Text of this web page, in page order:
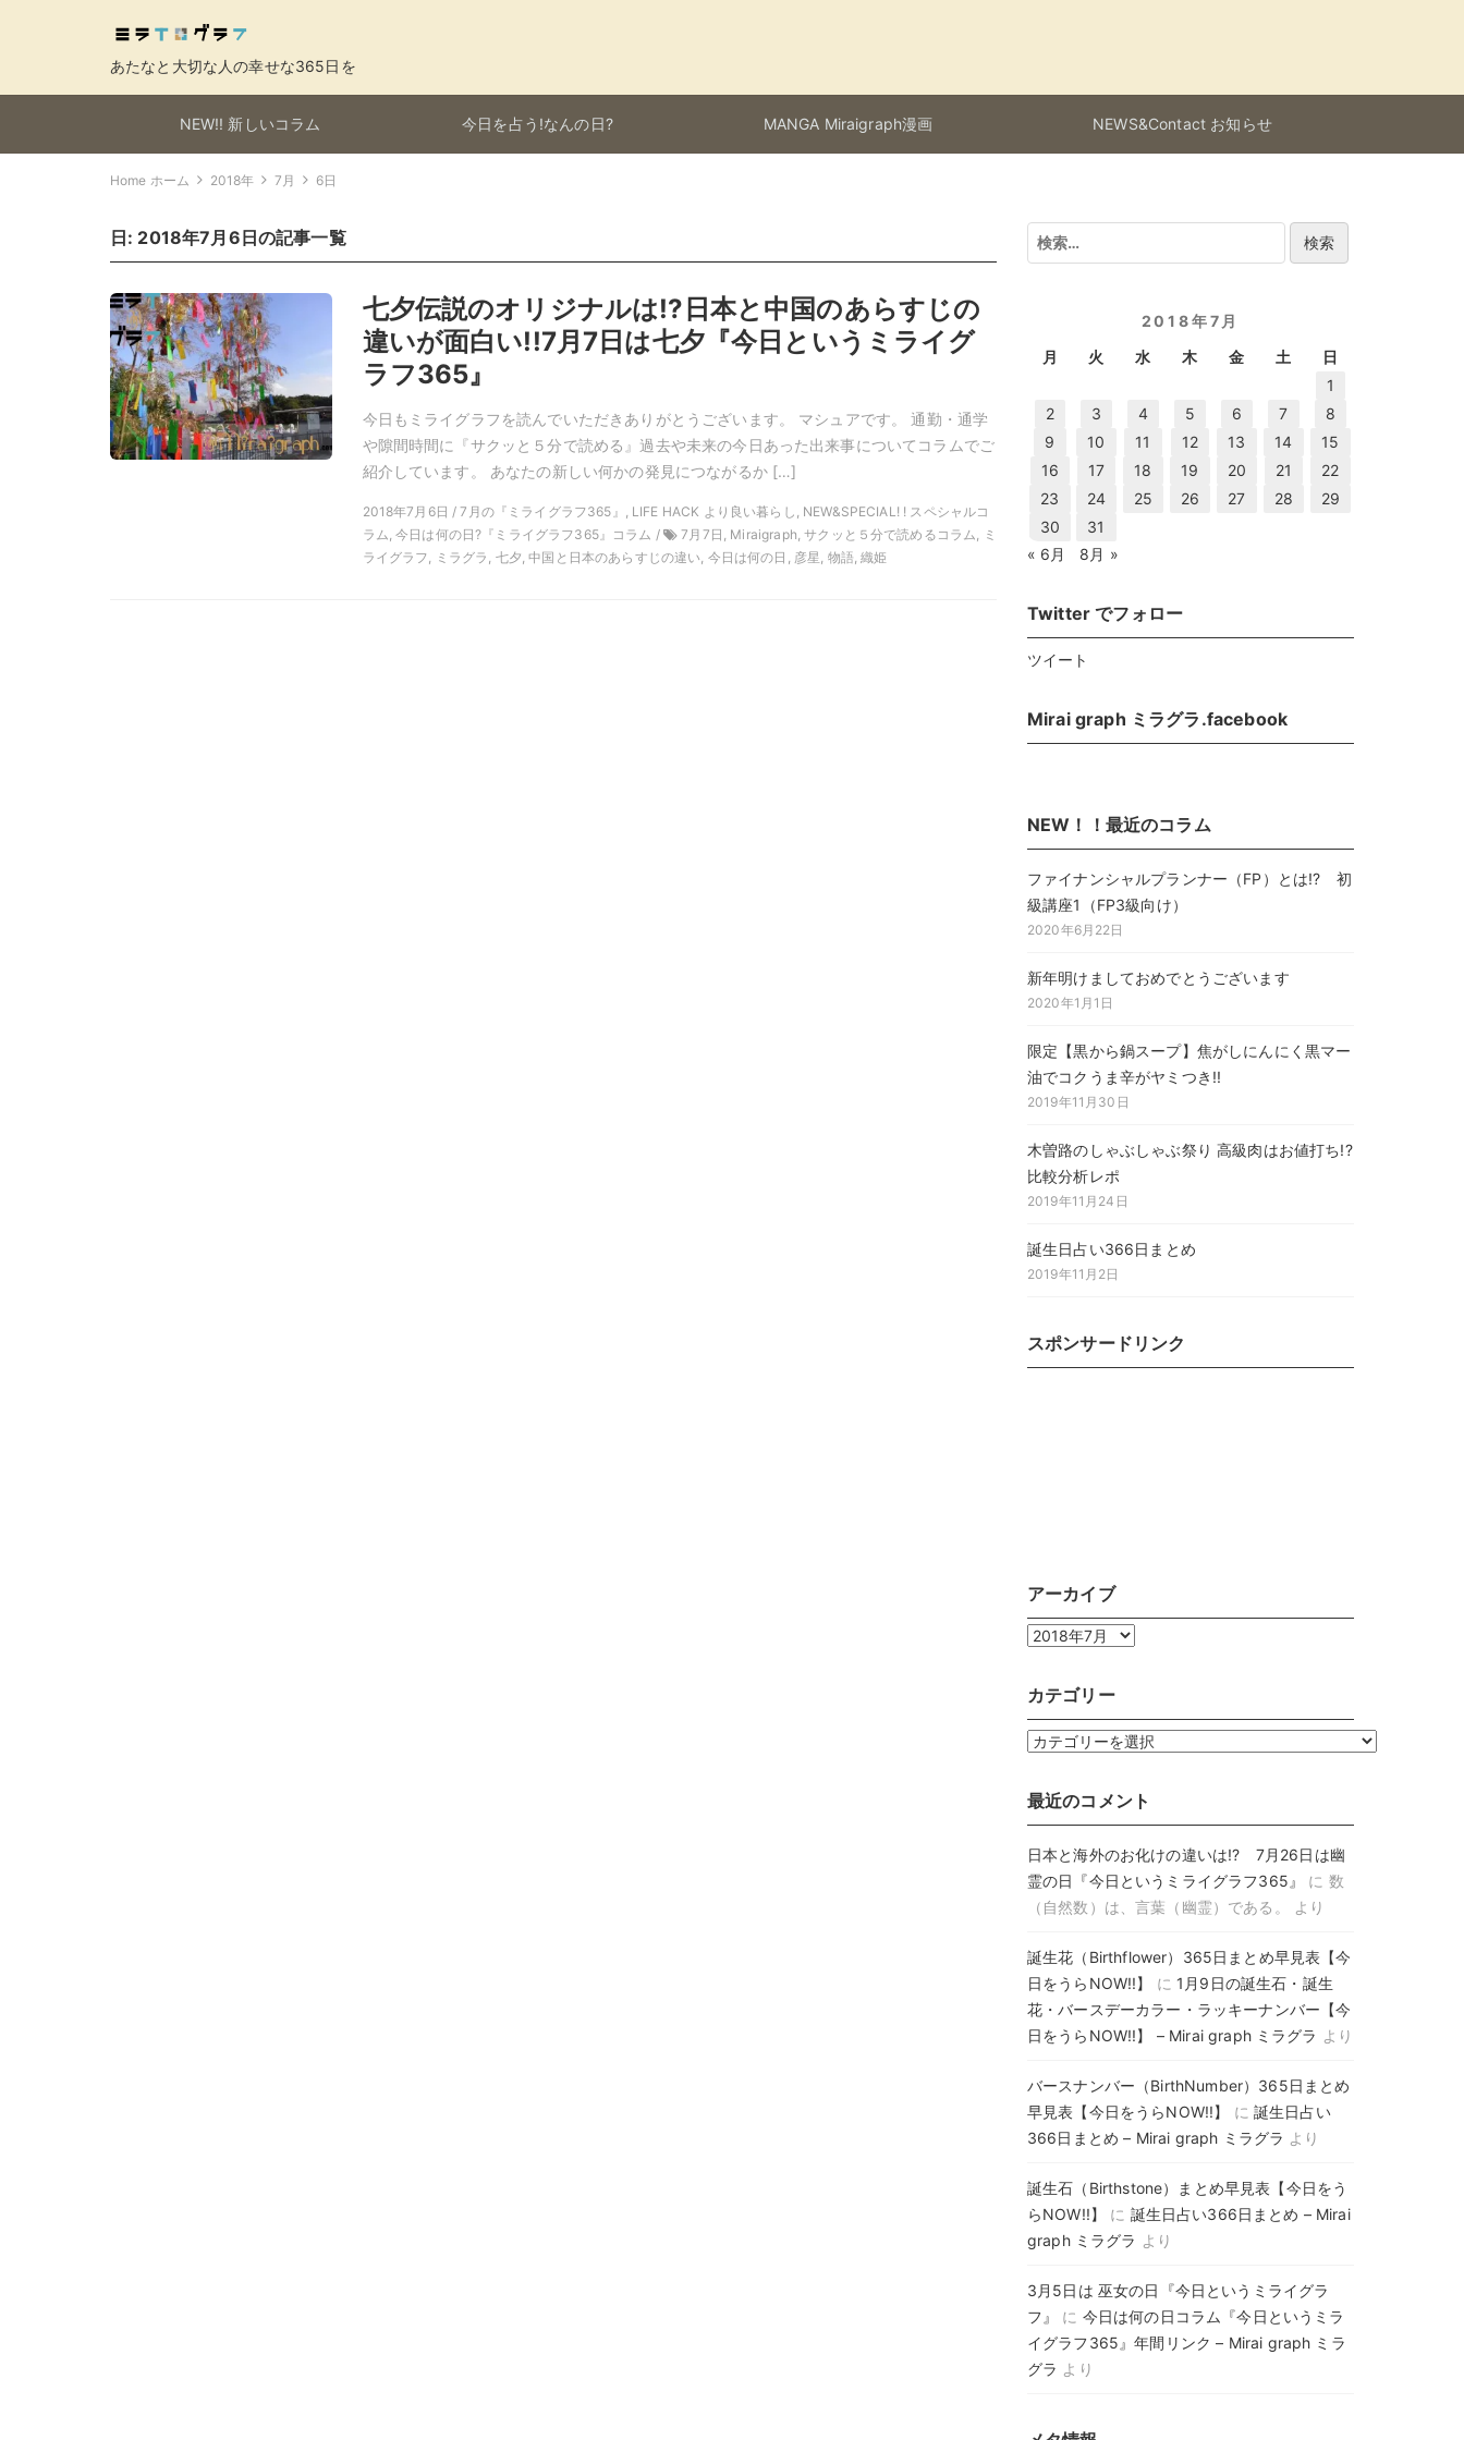
あたなと大切な人の幸せな365日を
NEW!! 新しいコラム 今日を占う!なんの日? MANGA Miraigraph漫画 NEWS&Contact お知らせ
Home ホーム 2018年 7月 6日
日: 2018年7月6日の記事一覧
七夕伝説のオリジナルは!?日本と中国のあらすじの
違いが面白い!!7月7日は七夕『今日というミライグ
ラフ365』
今日もミライグラフを読んでいただきありがとうございます。 マシュアです。 通勤・通学
や隙間時間に『サクッと５分で読める』過去や未来の今日あった出来事についてコラムでご
紹介しています。 あなたの新しい何かの発見につながるか […]
2018年7月6日 / 7月の『ミライグラフ365』, LIFE HACK より良い暮らし, NEW&SPECIAL! ! スペシャルコ
ラム, 今日は何の日?『ミライグラフ365』コラム /
7月7日, Miraigraph, サクッと５分で読めるコラム, ミ
ライグラフ, ミラグラ, 七夕, 中国と日本のあらすじの違い, 今日は何の日, 彦星, 物語, 織姫
検
索:
2018年7月
月
火 水 木 金 土
日
1
2
3 4 5 6 7
8
9
10 11 12 13 14
15
16
17 18 19 20 21
22
23
24 25 26 27 28
29
30
31
« 6月
8月 »
Twitter でフォロー
ツイート
Mirai graph ミラグラ.facebook
NEW！！最近のコラム
ファイナンシャルプランナー（FP）とは!? 初
級講座1（FP3級向け）
2020年6月22日
新年明けましておめでとうございます
2020年1月1日
限定【黒から鍋スープ】焦がしにんにく黒マー
油でコクうま辛がヤミつき!!
2019年11月30日
木曽路のしゃぶしゃぶ祭り 高級肉はお値打ち!?
比較分析レポ
2019年11月24日
誕生日占い366日まとめ
2019年11月2日
スポンサードリンク
アーカイブ
ア
カ
ブ
カテゴリー
カ
ゴ
ー
最近のコメント
日本と海外のお化けの違いは!? 7月26日は幽
霊の日『今日というミライグラフ365』
に 数
（自然数）は、言葉（幽霊）である。
より
誕生花（Birthflower）365日まとめ早見表【今
日をうらNOW!!】
に 1月9日の誕生石・誕生
花・バースデーカラー・ラッキーナンバー【今
日をうらNOW!!】 – Mirai graph ミラグラ より
バースナンバー（BirthNumber）365日まとめ
早見表【今日をうらNOW!!】
に 誕生日占い
366日まとめ – Mirai graph ミラグラ より
誕生石（Birthstone）まとめ早見表【今日をう
らNOW!!】
に 誕生日占い366日まとめ – Mirai
graph ミラグラ より
3月5日は 巫女の日『今日というミライグラ
フ』
に 今日は何の日コラム『今日というミラ
イグラフ365』年間リンク – Mirai graph ミラ
グラ より